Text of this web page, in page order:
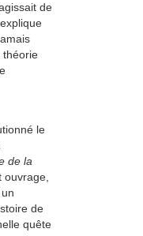
de
théorie
le
de la
ouvrage,
de
quête